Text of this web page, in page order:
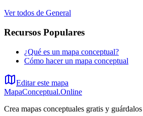
Ver todos de General
Recursos Populares
¿Qué es un mapa conceptual?
Cómo hacer un mapa conceptual
Editar este mapa
MapaConceptual.Online
Crea mapas conceptuales gratis y